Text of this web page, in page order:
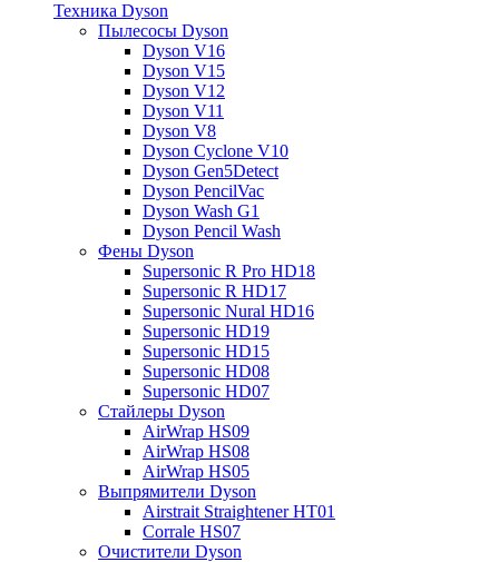
Техника Dyson
Пылесосы Dyson
Dyson V16
Dyson V15
Dyson V12
Dyson V11
Dyson V8
Dyson Cyclone V10
Dyson Gen5Detect
Dyson PencilVac
Dyson Wash G1
Dyson Pencil Wash
Фены Dyson
Supersonic R Pro HD18
Supersonic R HD17
Supersonic Nural HD16
Supersonic HD19
Supersonic HD15
Supersonic HD08
Supersonic HD07
Стайлеры Dyson
AirWrap HS09
AirWrap HS08
AirWrap HS05
Выпрямители Dyson
Airstrait Straightener HT01
Corrale HS07
Очистители Dyson